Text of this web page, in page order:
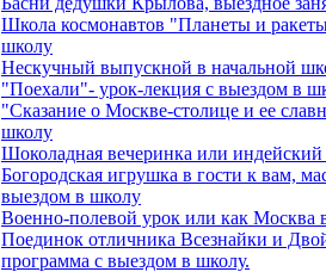
Школа космонавтов "Планеты и
школу
Нескучный выпускной в начальной
"Поехали"- урок-лекция с выездом в
"Сказание о Москве-столице и ее
школу
Шоколадная вечеринка или индейский
Богородская игрушка в гости к вам,
выездом в школу
Военно-полевой урок или как Москва
Поединок отличника Всезнайки и
программа с выездом в школу.